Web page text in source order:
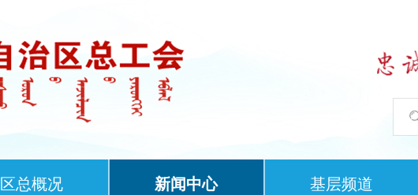
区总概况 新闻中心 基层频道